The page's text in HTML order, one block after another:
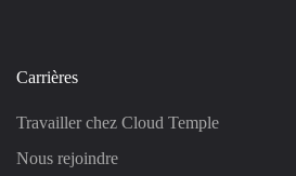
Carrières
Travailler chez Cloud Temple
Nous rejoindre